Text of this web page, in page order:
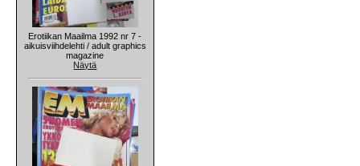
Erotiikan Maailma 1992 nr 7 -
aikuisviihdelehti / adult graphics
magazine
Näytä